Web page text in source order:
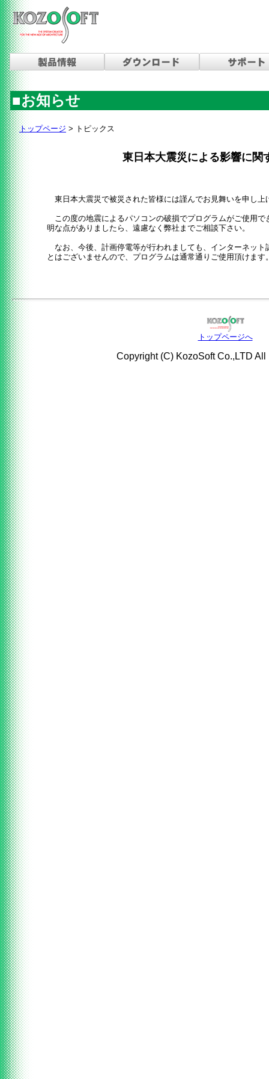
■お知らせ
トップページ > トピックス
東日本大震災による影響に関
東日本大震災で被災された皆様には謹んでお見舞いを申し上
この度の地震によるパソコンの破損でプログラムがご使用で
明な点がありましたら、遠慮なく弊社までご相談下さい。
なお、今後、計画停電等が行われましても、インターネット
とはございませんので、プログラムは通常通りご使用頂けます
トップページへ
Copyright (C) KozoSoft Co.,LTD All